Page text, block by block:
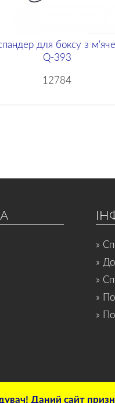
для боксу з
Q-393
12784
»
»
»
»
»
Даний сайт